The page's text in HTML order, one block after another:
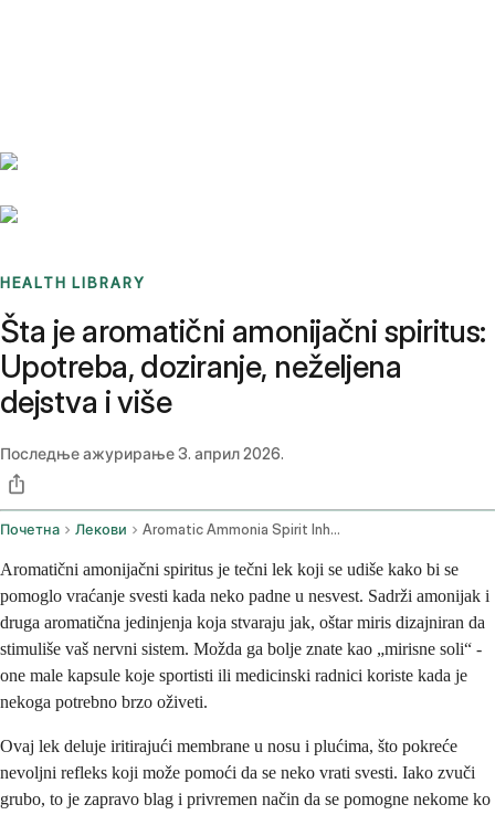
HEALTH LIBRARY
Šta je aromatični amonijačni spiritus:
Upotreba, doziranje, neželjena
dejstva i više
Последње ажурирање3. април 2026.
Почетна Лекови Aromatic Ammonia Spirit Inhalation Route
Aromatični amonijačni spiritus je tečni lek koji se udiše kako bi se
pomoglo vraćanje svesti kada neko padne u nesvest. Sadrži amonijak i
druga aromatična jedinjenja koja stvaraju jak, oštar miris dizajniran da
stimuliše vaš nervni sistem. Možda ga bolje znate kao „mirisne soli“ -
one male kapsule koje sportisti ili medicinski radnici koriste kada je
nekoga potrebno brzo oživeti.
Ovaj lek deluje iritirajući membrane u nosu i plućima, što pokreće
nevoljni refleks koji može pomoći da se neko vrati svesti. Iako zvuči
grubo, to je zapravo blag i privremen način da se pomogne nekome ko